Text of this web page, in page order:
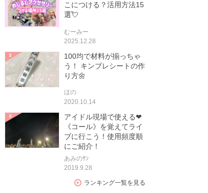
こにつける？活用方法15
選💘
むーみー
2025.12.28
100均で材料が揃っちゃ
う！ キンブレシートの作
り方🌼
ほの
2020.10.14
アイドル現場で使える❤
《コール》を覚えてライ
ブに行こう！使用頻度順
にご紹介！
あみのｻﾝ
2019.9.28
ランキング一覧を見る